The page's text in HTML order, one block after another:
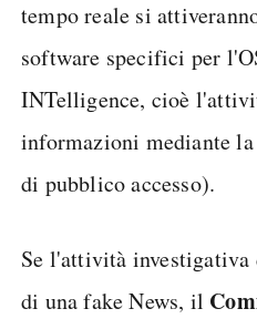
tempo reale si
software specifici per
INTelligence, cioè
informazioni mediante
di pubblico accesso).
Se l'attività
di una fake News, il